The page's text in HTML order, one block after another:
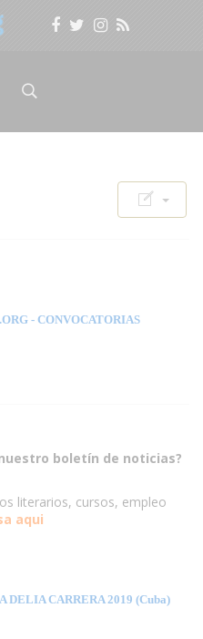
- CONVOCATORIAS
boletín de noticias?
literarios, cursos, empleo
aqui
DELIA CARRERA 2019 (Cuba)